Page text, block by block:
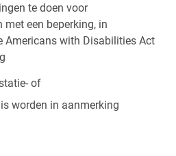
te doen voor
met een beperking, in
Americans with Disabilities Act
of
worden in aanmerking